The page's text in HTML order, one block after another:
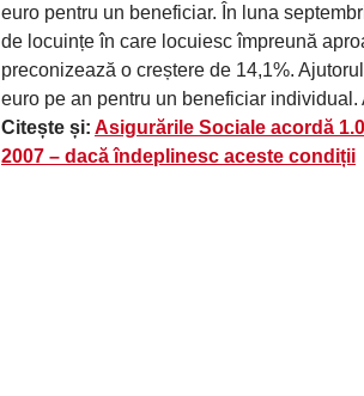
euro pentru un beneficiar. În luna
de locuințe în care locuiesc împreună
preconizează o creștere de 14,1%.
euro pe an pentru un beneficiar
Citește și: Asigurările Sociale acordă
2007 – dacă îndeplinesc aceste condiții